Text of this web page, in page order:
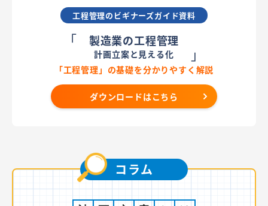
工程管理のビギナーズガイド資料
「 製造業の工程管理
」
計画立案と見える化
「工程管理」の基礎を分かりやすく解説
ダウンロードはこちら
コラム